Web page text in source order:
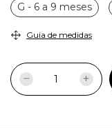
G - 6 a 9 meses
Guia de medidas